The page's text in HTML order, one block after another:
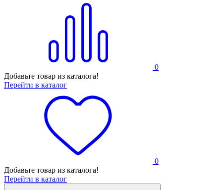
0
Добавьте товар из каталога!
Перейти в каталог
0
Добавьте товар из каталога!
Перейти в каталог